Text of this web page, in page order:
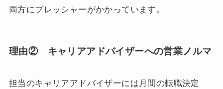
両方にプレッシャーがかかっています。
理由② キャリアアドバイザーへの営業ノルマ
担当のキャリアアドバイザーには月間の転職決定